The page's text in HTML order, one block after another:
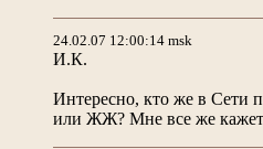
24.02.07 12:00:14 msk
И.К.
Интересно, кто же в Сети
или ЖЖ? Мне все же